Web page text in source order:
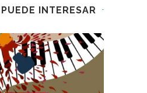
INTERESAR